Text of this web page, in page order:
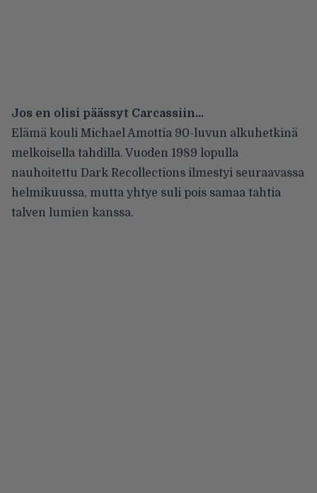
Jos en olisi päässyt Carcassiin…
Elämä kouli Michael Amottia 90-luvun alkuhetkinä
melkoisella tahdilla. Vuoden 1989 lopulla
nauhoitettu Dark Recollections ilmestyi seuraavassa
helmikuussa, mutta yhtye suli pois samaa tahtia
talven lumien kanssa.